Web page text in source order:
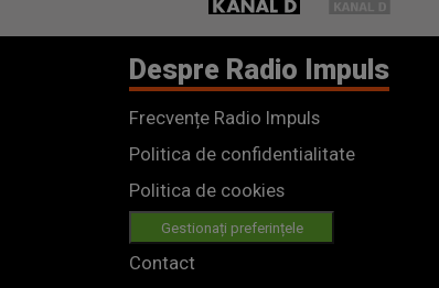
Despre Radio Impuls
Frecvențe Radio Impuls
Politica de confidentialitate
Politica de cookies
Gestionați preferințele
Contact